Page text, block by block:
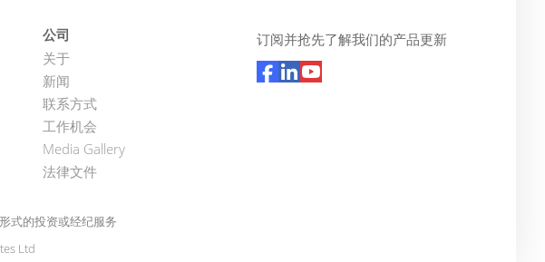
公司
关于
新闻
联系方式
工作机会
Media Gallery
法律文件
订阅并抢先了解我们的产品更新
式的投资或经纪服务
Ltd